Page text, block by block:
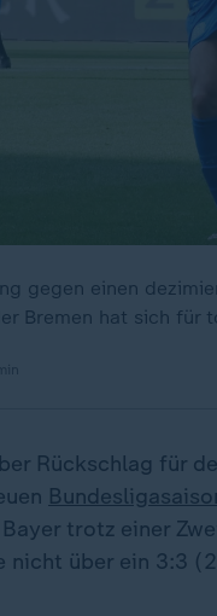
gegen einen
Bremen hat sich für
Rückschlag für
trotz einer
nicht über ein 3:3